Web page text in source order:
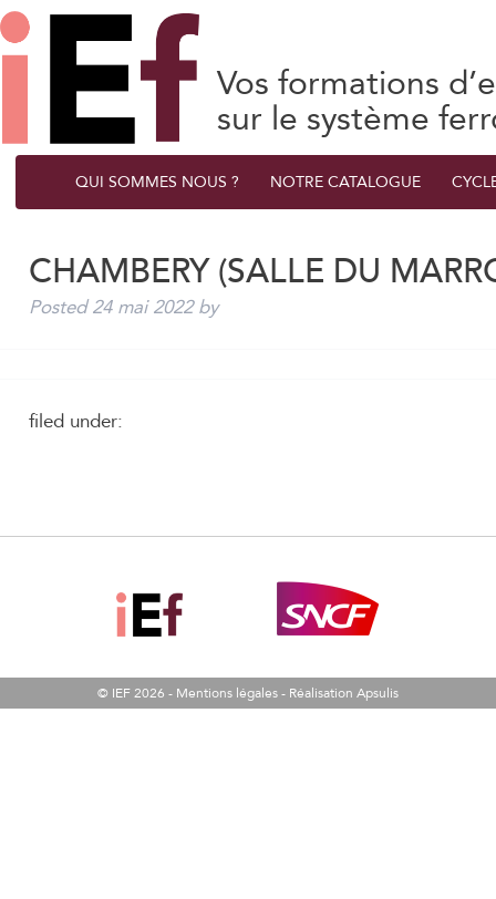
Vos formations
sur le système
QUI SOMMES NOUS ? NOTRE CATALOGUE
CHAMBERY (SALLE DU
Posted24 mai 2022 by
filed under:
© IEF 2026 - Mentions légales- Réalisation Apsulis